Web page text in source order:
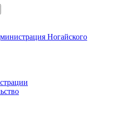
Ногайского